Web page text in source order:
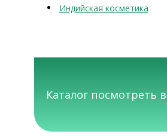
Индийская косметика
Каталог посмотреть